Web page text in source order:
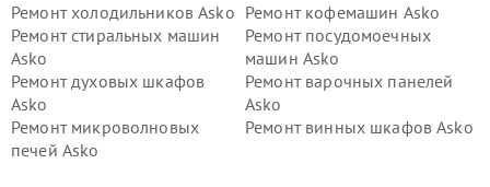
Ремонт холодильников Asko Ремонт кофемашин Asko
Ремонт стиральных машин
Asko
Ремонт посудомоечных
машин Asko
Ремонт духовых шкафов
Asko
Ремонт варочных панелей
Asko
Ремонт микроволновых
печей Asko
Ремонт винных шкафов Asko